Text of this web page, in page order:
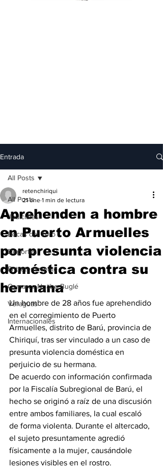
Entrada
All Posts
Judiciales
Bocas del Toro
Deportes
Entretenimiento
Comarca Ngäbe-Buglé
Veraguas
Internacionales
All Posts
Aprehenden a hombre
en Puerto Armuelles
por presunta violencia
doméstica contra su
hermana
retenchiriqui
21 ene 1 min de lectura
Un hombre de 28 años fue aprehendido
en el corregimiento de Puerto
Armuelles, distrito de Barú, provincia de
Chiriquí, tras ser vinculado a un caso de
presunta violencia doméstica en
perjuicio de su hermana.
De acuerdo con información confirmada
por la Fiscalía Subregional de Barú, el
hecho se originó a raíz de una discusión
entre ambos familiares, la cual escaló
de forma violenta. Durante el altercado,
el sujeto presuntamente agredió
físicamente a la mujer, causándole
lesiones visibles en el rostro.